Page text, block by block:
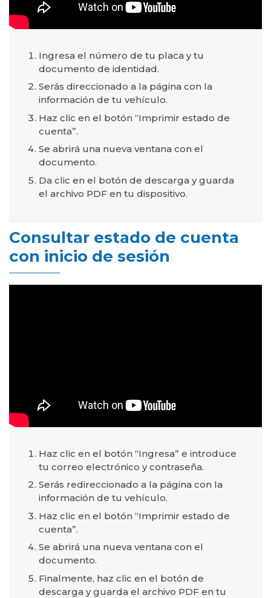
Ingresa el número de tu placa y tu
documento de identidad.
Serás direccionado a la página con la
información de tu vehículo.
Haz clic en el botón “Imprimir estado de
cuenta”.
Se abrirá una nueva ventana con el
documento.
Da clic en el botón de descarga y guarda
el archivo PDF en tu dispositivo.
Consultar estado de cuenta
con inicio de sesión
Haz clic en el botón “Ingresa” e introduce
tu correo electrónico y contraseña.
Serás redireccionado a la página con la
información de tu vehículo.
Haz clic en el botón “Imprimir estado de
cuenta”.
Se abrirá una nueva ventana con el
documento.
Finalmente, haz clic en el botón de
descarga y guarda el archivo PDF en tu